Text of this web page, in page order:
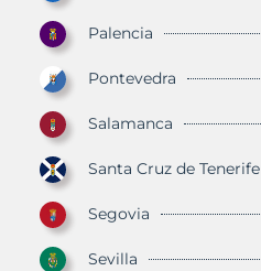
Palencia
Pontevedra
Salamanca
Santa Cruz de Tenerife
Segovia
Sevilla